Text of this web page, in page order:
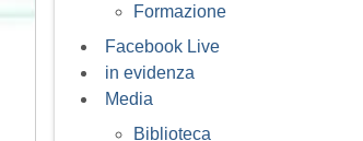
Formazione
Facebook Live
in evidenza
Media
Biblioteca